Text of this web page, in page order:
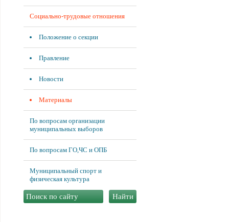
Социально-трудовые отношения
Положение о секции
Правление
Новости
Материалы
По вопросам организации
муниципальных выборов
По вопросам ГО,ЧС и ОПБ
Муниципальный спорт и
физическая культура